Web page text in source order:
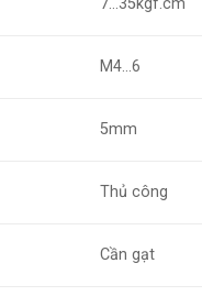
M4…6
5mm
Thủ công
Cần gạt